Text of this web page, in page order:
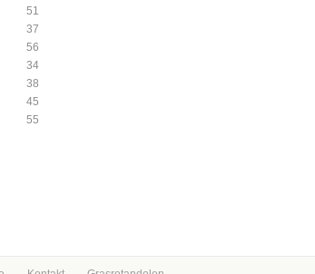
51
37
56
34
38
45
55